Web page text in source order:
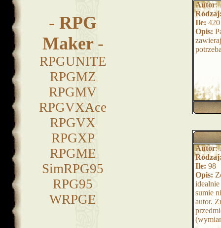
-RPG
Maker -
RPGUNITE
RPGMZ
RPGMV
RPGVXAce
RPGVX
RPGXP
RPGME
SimRPG95
RPG95
WRPGE
Autor:
Ile: 420
Opis:
Autor:
Ile: 98
Opis:
sumie
autor.